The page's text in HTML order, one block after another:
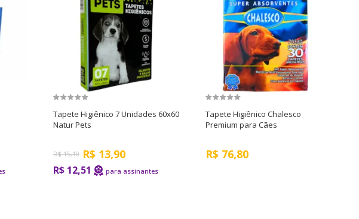
Tapete Higiênico 7 Unidades 60x60
Natur Pets
R$ 15,10 R$ 13,90
R$ 12,51
Tapete Higiênico Chalesco
Premium para Cães
R$ 76,80